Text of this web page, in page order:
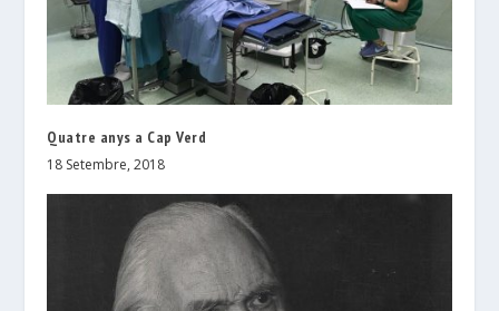
Quatre anys a Cap Verd
18 Setembre, 2018